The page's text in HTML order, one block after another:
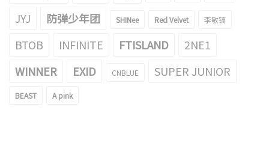
JYJ 防弹少年团 SHINee Red Velvet 李敏镐
BTOB INFINITE FTISLAND
2NE1
WINNER
EXID CNBLUE SUPER JUNIOR
BEAST A pink